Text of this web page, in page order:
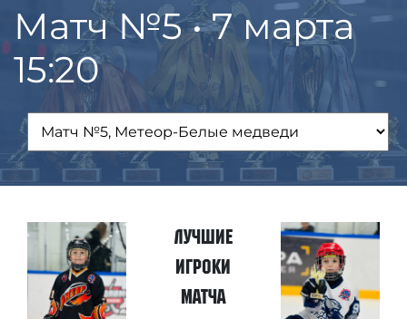
Матч №5 • 7 марта
15:20
Лучшие
игроки
матча